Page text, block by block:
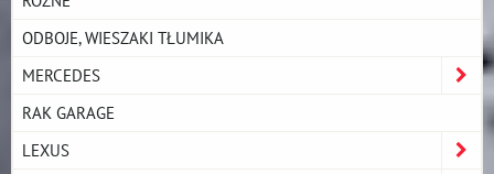
ODBOJE, WIESZAKI TŁUMIKA
MERCEDES
RAK GARAGE
LEXUS